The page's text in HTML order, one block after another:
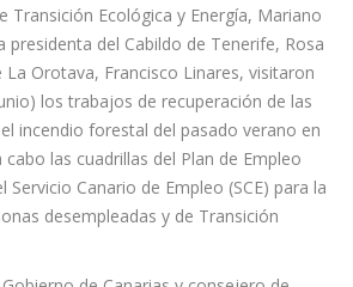
del Gobierno de Canarias, Manuel
de Turismo y Empleo, Jéssica de
Transición Ecológica y Energía, Mariano
presidenta del Cabildo de Tenerife, Rosa
La Orotava, Francisco Linares, visitaron
los trabajos de recuperación de las
incendio forestal del pasado verano en
las cuadrillas del Plan de Empleo
Canario de Empleo (SCE) para la
desempleadas y de Transición